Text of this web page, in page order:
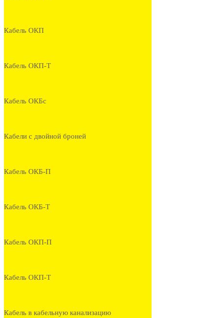
Кабель ОКП
Кабель ОКП-Т
Кабель ОКБс
Кабели с двойной броней
Кабель ОКБ-П
Кабель ОКБ-Т
Кабель ОКП-П
Кабель ОКП-Т
Кабель в кабельную канализацию